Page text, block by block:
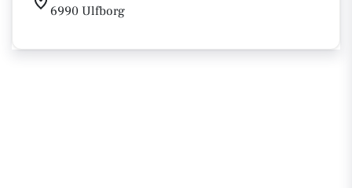
6990 Ulfborg